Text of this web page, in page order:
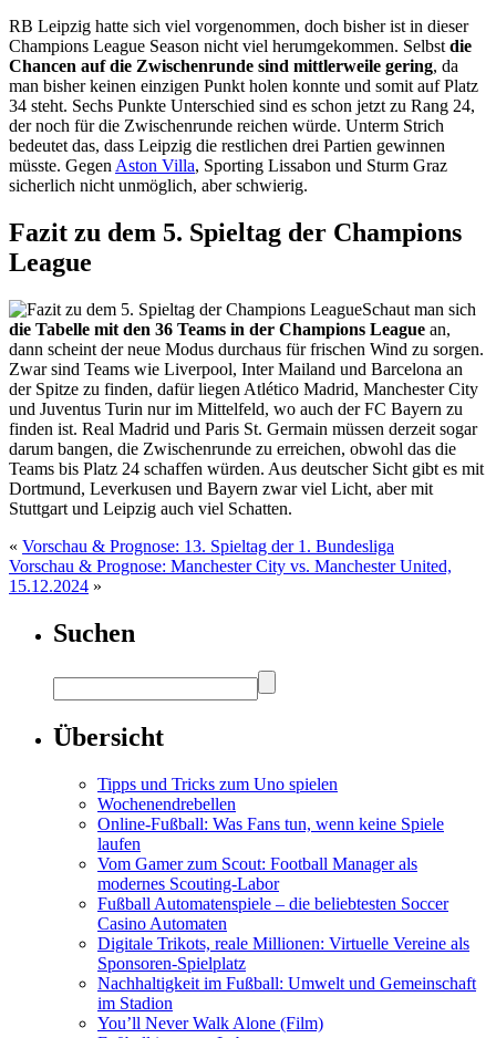
RB Leipzig hatte sich viel vorgenommen, doch bisher ist in dieser
Champions League Season nicht viel herumgekommen. Selbstdie
Chancen auf die Zwischenrunde sind mittlerweile gering, da
man bisher keinen einzigen Punkt holen konnte und somit auf Platz
34 steht. Sechs Punkte Unterschied sind es schon jetzt zu Rang 24,
der noch für die Zwischenrunde reichen würde. Unterm Strich
bedeutet das, dass Leipzig die restlichen drei Partien gewinnen
müsste. GegenAston Villa, Sporting Lissabon und Sturm Graz
sicherlich nicht unmöglich, aber schwierig.
Fazit zu dem 5. Spieltag der Champions
League
Schaut man sich
die Tabelle mit den 36 Teams in der Champions League an,
dann scheint der neue Modus durchaus für frischen Wind zu sorgen.
Zwar sind Teams wie Liverpool, Inter Mailand und Barcelona an
der Spitze zu finden, dafür liegen Atlético Madrid, Manchester City
und Juventus Turin nur im Mittelfeld, wo auch der FC Bayern zu
finden ist. Real Madrid und Paris St. Germain müssen derzeit sogar
darum bangen, die Zwischenrunde zu erreichen, obwohl das die
Teams bis Platz 24 schaffen würden. Aus deutscher Sicht gibt es mit
Dortmund, Leverkusen und Bayern zwar viel Licht, aber mit
Stuttgart und Leipzig auch viel Schatten.
« Vorschau & Prognose: 13. Spieltag der 1. Bundesliga
Vorschau & Prognose: Manchester City vs. Manchester United,
15.12.2024 »
Suchen
Übersicht
Tipps und Tricks zum Uno spielen
Wochenendrebellen
Online-Fußball: Was Fans tun, wenn keine Spiele
laufen
Vom Gamer zum Scout: Football Manager als
modernes Scouting-Labor
Fußball Automatenspiele – die beliebtesten Soccer
Casino Automaten
Digitale Trikots, reale Millionen: Virtuelle Vereine als
Sponsoren-Spielplatz
Nachhaltigkeit im Fußball: Umwelt und Gemeinschaft
im Stadion
You’ll Never Walk Alone (Film)